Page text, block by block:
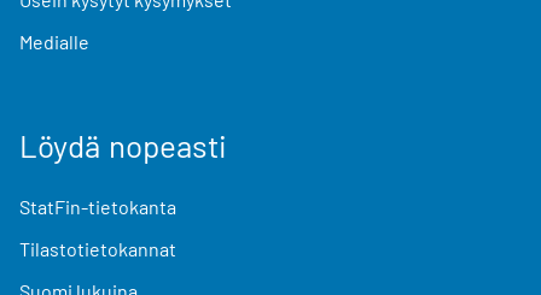
Medialle
Löydä nopeasti
StatFin-tietokanta
Tilastotietokannat